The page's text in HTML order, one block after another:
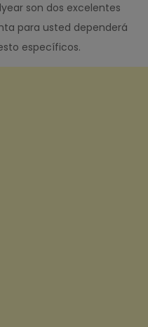
son dos excelentes
para usted dependerá
específicos.